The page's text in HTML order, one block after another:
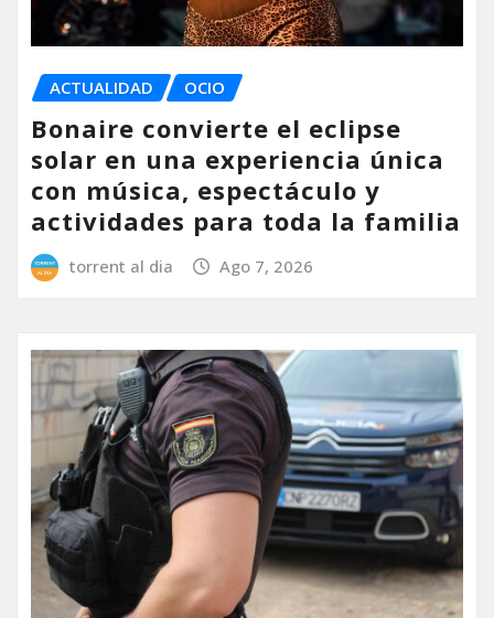
ACTUALIDAD OCIO
Bonaire convierte el eclipse
solar en una experiencia única
con música, espectáculo y
actividades para toda la familia
torrent al dia Ago 7, 2026